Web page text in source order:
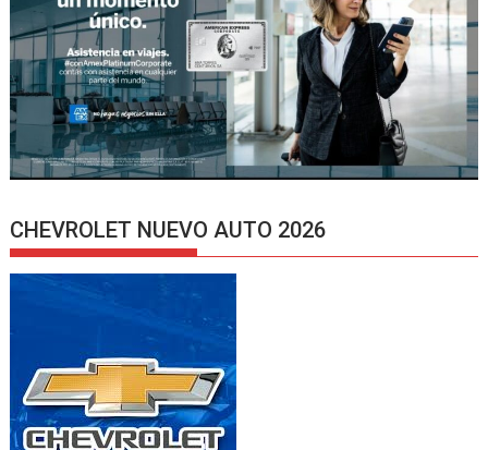
CHEVROLET NUEVO AUTO 2026